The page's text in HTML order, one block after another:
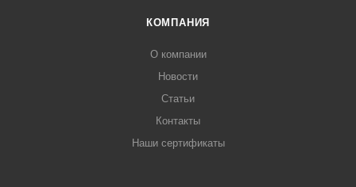
КОМПАНИЯ
О компании
Новости
Статьи
Контакты
Наши сертификаты